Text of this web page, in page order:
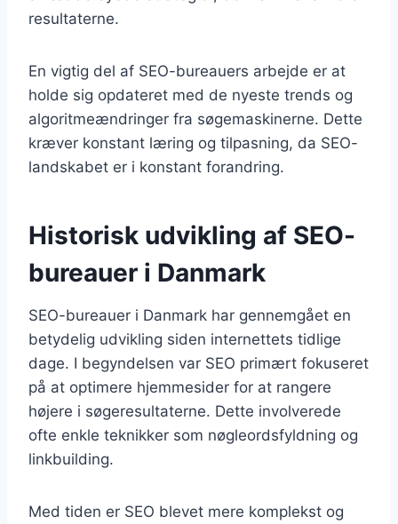
resultaterne.
En vigtig del af SEO-bureauers arbejde er at
holde sig opdateret med de nyeste trends og
algoritmeændringer fra søgemaskinerne. Dette
kræver konstant læring og tilpasning, da SEO-
landskabet er i konstant forandring.
Historisk udvikling af SEO-
bureauer i Danmark
SEO-bureauer i Danmark har gennemgået en
betydelig udvikling siden internettets tidlige
dage. I begyndelsen var SEO primært fokuseret
på at optimere hjemmesider for at rangere
højere i søgeresultaterne. Dette involverede
ofte enkle teknikker som nøgleordsfyldning og
linkbuilding.
Med tiden er SEO blevet mere komplekst og